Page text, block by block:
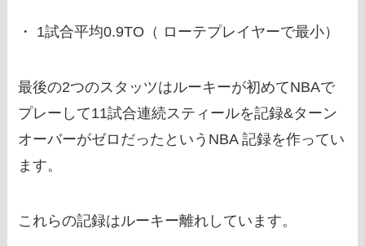
・ 1試合平均0.9TO（ ローテプレイヤーで最小）
最後の2つのスタッツはルーキーが初めてNBAで
プレーして11試合連続スティールを記録&ターン
オーバーがゼロだったというNBA 記録を作ってい
ます。
これらの記録はルーキー離れしています。